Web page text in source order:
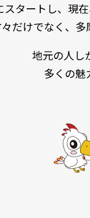
スタートし、現
だけでなく、
地元の人し
多くの魅